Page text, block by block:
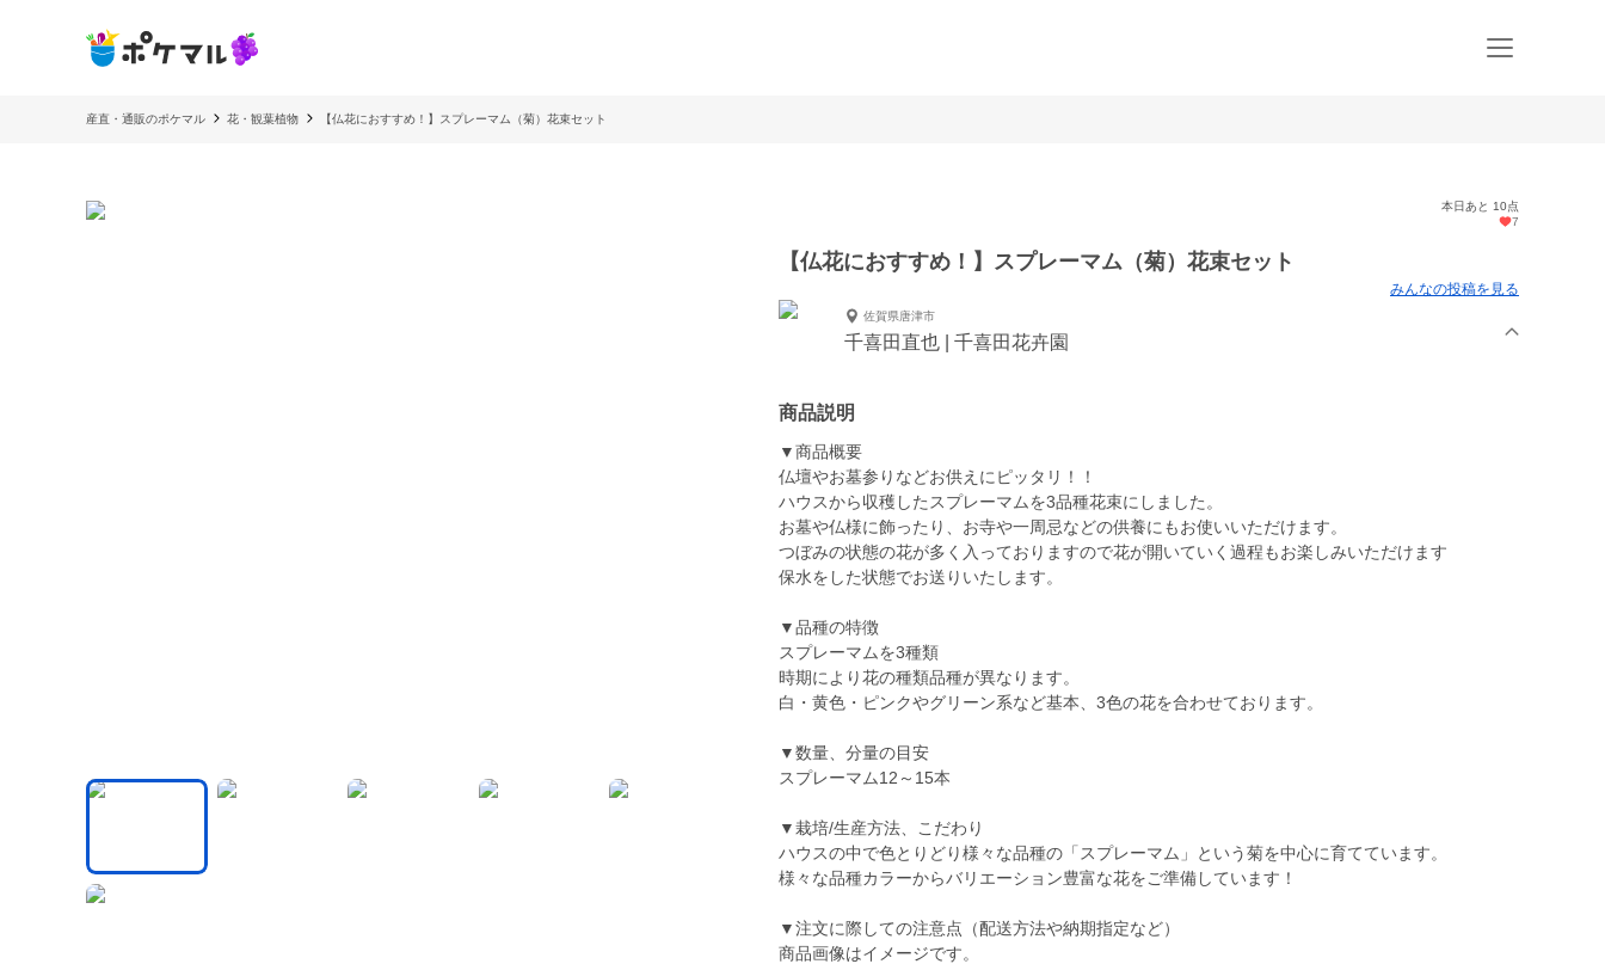
産直・通販のポケマル 花・観葉植物 【仏花におすすめ！】スプレーマム（菊）花束セット
本日あと 10点
7
【仏花におすすめ！】スプレーマム（菊）花束セット
みんなの投稿を見る
佐賀県唐津市
千喜田直也 | 千喜田花卉園
商品説明
▼商品概要
仏壇やお墓参りなどお供えにピッタリ！！
ハウスから収穫したスプレーマムを3品種花束にしました。
お墓や仏様に飾ったり、お寺や一周忌などの供養にもお使いいただけます。
つぼみの状態の花が多く入っておりますので花が開いていく過程もお楽しみいただけます
保水をした状態でお送りいたします。
▼品種の特徴
スプレーマムを3種類
時期により花の種類品種が異なります。
白・黄色・ピンクやグリーン系など基本、3色の花を合わせております。
▼数量、分量の目安
スプレーマム12～15本
▼栽培/生産方法、こだわり
ハウスの中で色とりどり様々な品種の「スプレーマム」という菊を中心に育てています。
様々な品種カラーからバリエーション豊富な花をご準備しています！
▼注文に際しての注意点（配送方法や納期指定など）
商品画像はイメージです。